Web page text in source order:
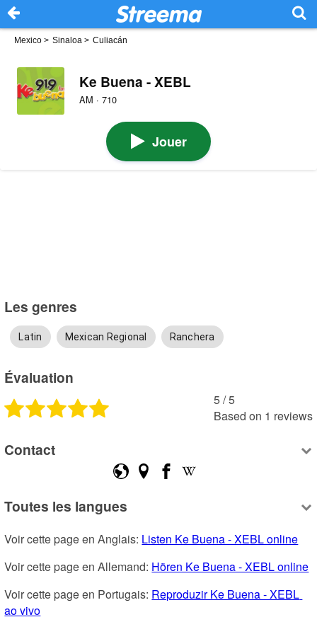
Mexico > Sinaloa > Culiacán
Ke Buena - XEBL
AM · 710
Jouer
Les genres
Latin Mexican Regional Ranchera
Évaluation
5 /5
Based on 1 reviews
Contact
Toutes les langues
Voir cette page en Anglais: Listen Ke Buena - XEBL online
Voir cette page en Allemand: Hören Ke Buena - XEBL online
Voir cette page en Portugais: Reproduzir Ke Buena - XEBL
ao vivo